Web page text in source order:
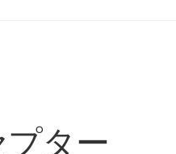
ター